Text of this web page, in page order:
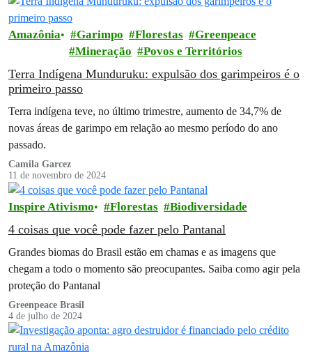
Amazônia Garimpo Florestas
Greenpeace
Mineração
Povos e Territórios
Terra Indígena Munduruku: expulsão dos garimpeiros é o
primeiro passo
Terra indígena teve, no último trimestre, aumento de 34,7% de
novas áreas de garimpo em relação ao mesmo período do ano
passado.
Camila Garcez
11 de novembro de 2024
Inspire Ativismo Florestas Biodiversidade
4 coisas que você pode fazer pelo Pantanal
Grandes biomas do Brasil estão em chamas e as imagens que
chegam a todo o momento são preocupantes. Saiba como agir pela
proteção do Pantanal
Greenpeace Brasil
4 de julho de 2024